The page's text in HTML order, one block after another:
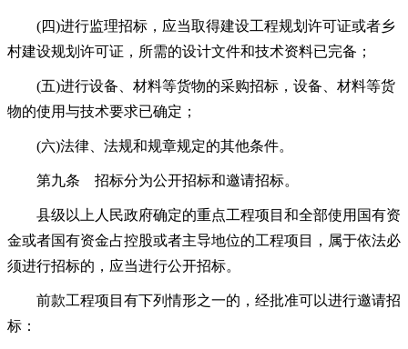
(四)进行监理招标，应当取得建设工程规划许可证或者乡
村建设规划许可证，所需的设计文件和技术资料已完备；
(五)进行设备、材料等货物的采购招标，设备、材料等货
物的使用与技术要求已确定；
(六)法律、法规和规章规定的其他条件。
第九条 招标分为公开招标和邀请招标。
县级以上人民政府确定的重点工程项目和全部使用国有资
金或者国有资金占控股或者主导地位的工程项目，属于依法必
须进行招标的，应当进行公开招标。
前款工程项目有下列情形之一的，经批准可以进行邀请招
标：